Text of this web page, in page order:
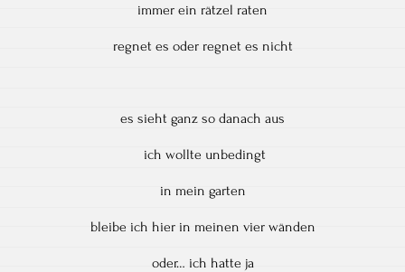
immer ein rätzel raten
regnet es oder regnet es nicht
es sieht ganz so danach aus
ich wollte unbedingt
in mein garten
bleibe ich hier in meinen vier wänden
oder… ich hatte ja